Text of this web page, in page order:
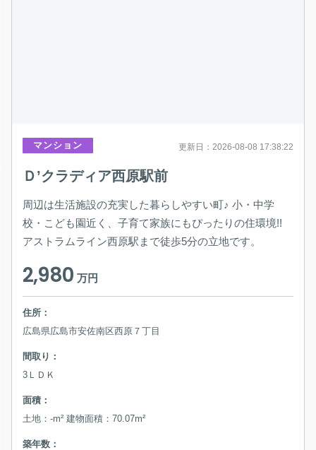
マンション 更新日：2026-08-08 17:38:22
Ｄ’クラディア西原駅前
周辺は生活施設の充実した暮らしやすい町♪ 小・中学
校・こども園近く、子育て家族にもぴったりの住環境!!
アストラムライン西原駅まで徒歩5分の立地です。
2,980万円
住所：
広島県広島市安佐南区西原７丁目
間取り：
3ＬＤＫ
面積：
土地：-m² 建物面積：70.07m²
築年数：